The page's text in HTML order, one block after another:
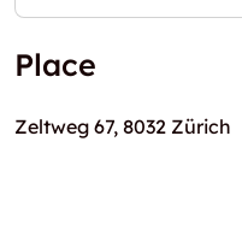
Place
Zeltweg 67, 8032 Zürich